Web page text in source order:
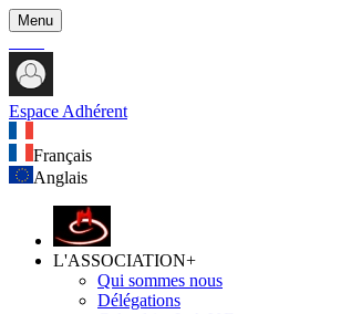
Menu
Espace Adhérent
Français
Anglais
L'ASSOCIATION+
Qui sommes nous
Délégations